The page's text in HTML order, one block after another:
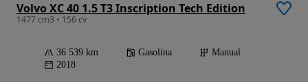
Volvo XC 40 1.5 T3 Inscription Tech Edition
1477 cm3 • 156 cv
36 539 km Gasolina
Manual
2018